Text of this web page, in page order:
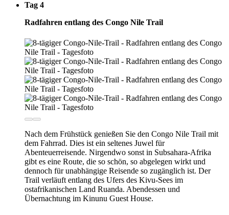
Tag 4
Radfahren entlang des Congo Nile Trail
Nach dem Frühstück genießen Sie den Congo Nile Trail mit
dem Fahrrad. Dies ist ein seltenes Juwel für
Abenteuerreisende. Nirgendwo sonst in Subsahara-Afrika
gibt es eine Route, die so schön, so abgelegen wirkt und
dennoch für unabhängige Reisende so zugänglich ist. Der
Trail verläuft entlang des Ufers des Kivu-Sees im
ostafrikanischen Land Ruanda. Abendessen und
Übernachtung im Kinunu Guest House.